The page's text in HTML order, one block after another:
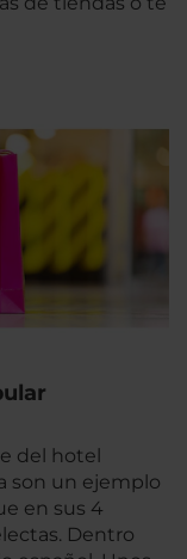
del hotel
son un ejemplo
en sus 4
Dentro